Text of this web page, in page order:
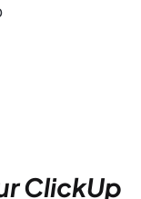
ClickUp